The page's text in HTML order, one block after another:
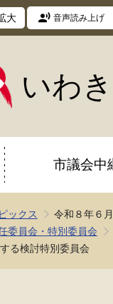
を
大
に
音声読み上げ
いわ
市議会中
ックス
令和８年６
委員会・特別委員会
る検討特別委員会